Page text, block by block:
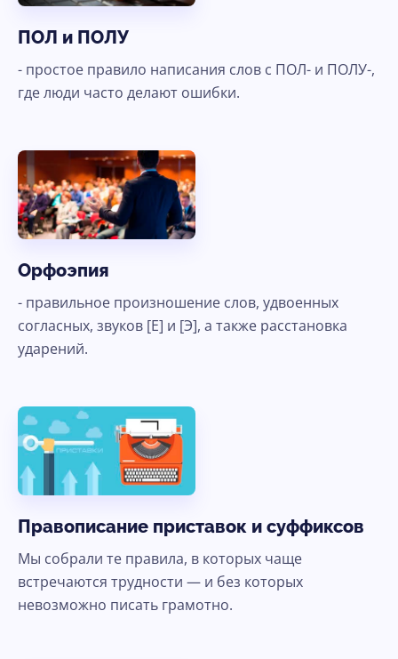
ПОЛ и ПОЛУ
- простое правило написания слов с ПОЛ- и ПОЛУ-,
где люди часто делают ошибки.
Орфоэпия
- правильное произношение слов, удвоенных
согласных, звуков [Е] и [Э], а также расстановка
ударений.
Правописание приставок и суффиксов
Мы собрали те правила, в которых чаще
встречаются трудности — и без которых
невозможно писать грамотно.